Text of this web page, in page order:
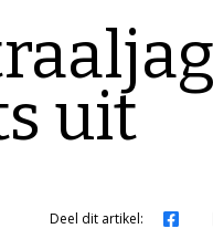
uit
Deel dit artikel: